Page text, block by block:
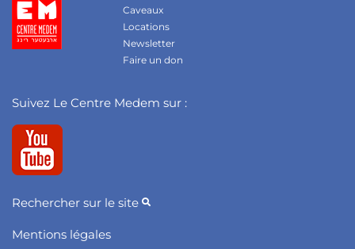
Caveaux
Locations
Newsletter
Faire un don
Suivez Le Centre Medem sur :
Rechercher sur le site
Mentions légales